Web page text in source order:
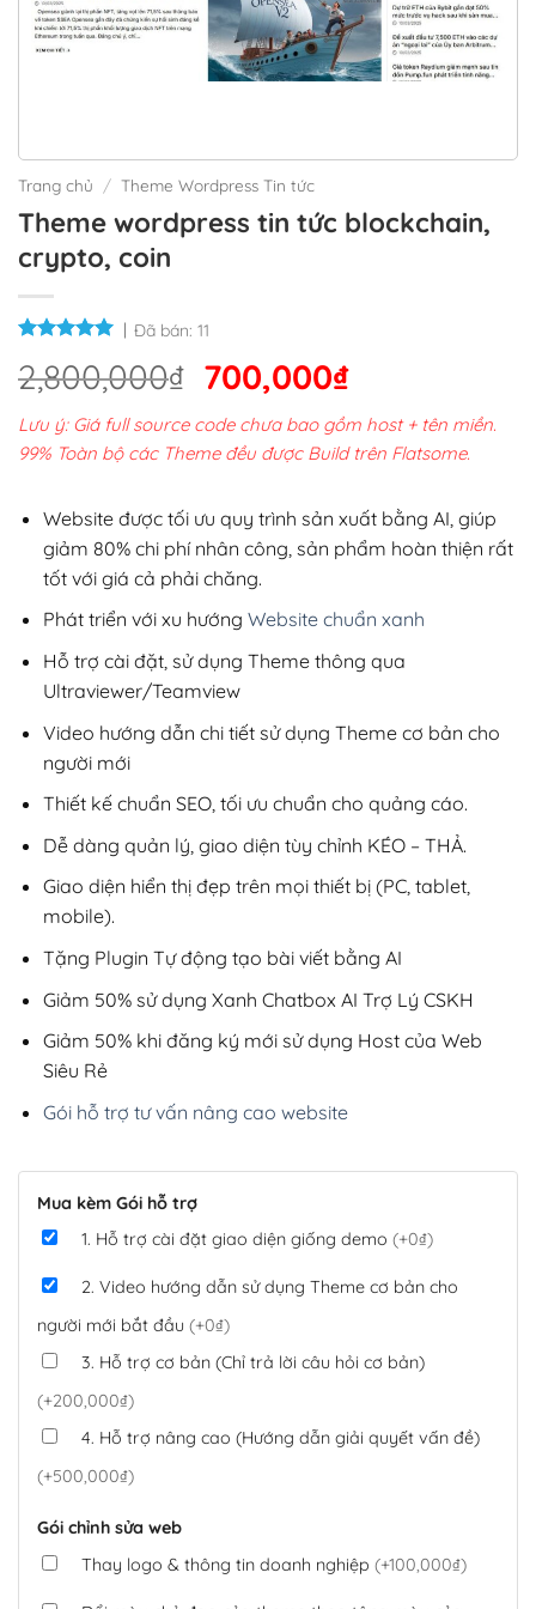
Trang chủ / Theme Wordpress Tin tức
Theme wordpress tin tức blockchain,
crypto, coin
Đã bán: 11
2,800,000₫ Giá
gốc
là:
2,800,000₫.
700,000₫Giá
hiện
tại
700,000₫.
Lưu ý: Giá full source code chưa bao gồm host + tên miền.
99% Toàn bộ các Theme đều được Build trên Flatsome.
Website được tối ưu quy trình sản xuất bằng AI, giúp
giảm 80% chi phí nhân công, sản phẩm hoàn thiện rất
tốt với giá cả phải chăng.
Phát triển với xu hướng Website chuẩn xanh
Hỗ trợ cài đặt, sử dụng Theme thông qua
Ultraviewer/Teamview
Video hướng dẫn chi tiết sử dụng Theme cơ bản cho
người mới
Thiết kế chuẩn SEO, tối ưu chuẩn cho quảng cáo.
Dễ dàng quản lý, giao diện tùy chỉnh KÉO – THẢ.
Giao diện hiển thị đẹp trên mọi thiết bị (PC, tablet,
mobile).
Tặng Plugin Tự động tạo bài viết bằng AI
Giảm 50% sử dụng Xanh Chatbox AI Trợ Lý CSKH
Giảm 50% khi đăng ký mới sử dụng Host của Web
Siêu Rẻ
Gói hỗ trợ tư vấn nâng cao website
Mua kèm Gói hỗ trợ
1. Hỗ trợ cài đặt giao diện giống demo (+0₫)
2. Video hướng dẫn sử dụng Theme cơ bản cho
người mới bắt đầu (+0₫)
3. Hỗ trợ cơ bản (Chỉ trả lời câu hỏi cơ bản)
(+200,000₫)
4. Hỗ trợ nâng cao (Hướng dẫn giải quyết vấn đề)
(+500,000₫)
Gói chỉnh sửa web
Thay logo & thông tin doanh nghiệp (+100,000₫)